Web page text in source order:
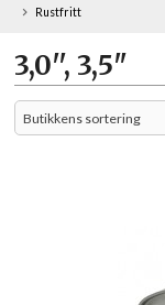
Rustfritt
3,0'', 3,5"